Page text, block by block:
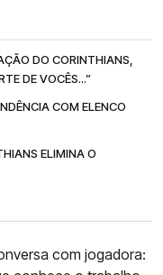
DO CORINTHIANS,
DE VOCÊS...”
COM ELENCO
ELIMINA O
com jogadora: